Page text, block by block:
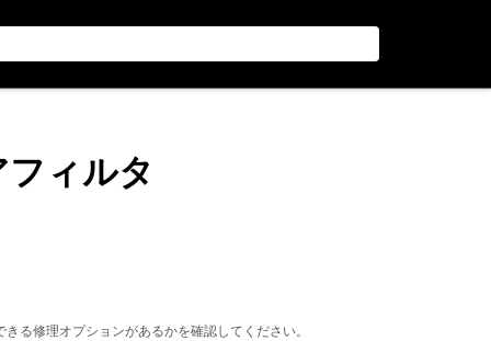
ィルタ
る修理オプションがあるかを確認してください。